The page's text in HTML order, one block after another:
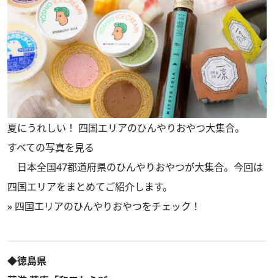
夏にうれしい！ 四国エリアのひんやりおやつ大集合。
すべての写真を見る
日本全国47都道府県のひんやりおやつが大集合。今回は
四国エリアをまとめてご紹介します。
» 四国エリアのひんやりおやつをチェック！
◆徳島県